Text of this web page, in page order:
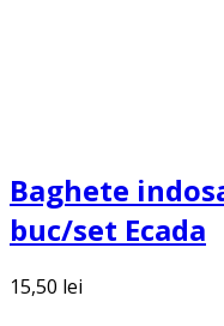
Baghete
buc/set Ecada
15,50 lei